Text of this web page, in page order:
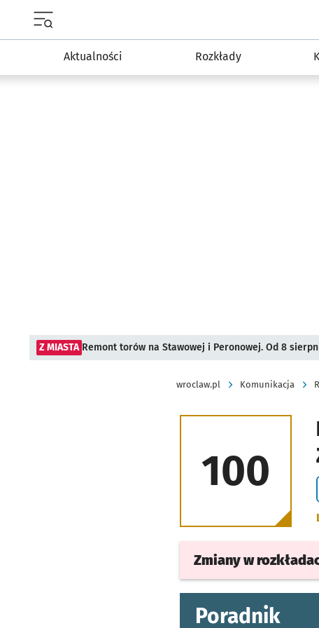
Aktualności Rozkłady
Z MIASTA Remont torów na Stawowej i Peronowej. Od 8
wroclaw.pl Komunikacja
100
Zmiany w
Poradnik